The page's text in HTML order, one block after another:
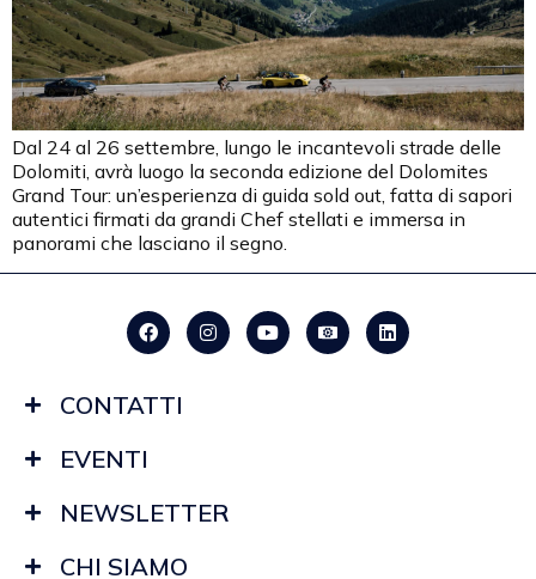
Dal 24 al 26 settembre, lungo le incantevoli strade delle
Dolomiti, avrà luogo la seconda edizione del Dolomites
Grand Tour: un’esperienza di guida sold out, fatta di sapori
autentici firmati da grandi Chef stellati e immersa in
panorami che lasciano il segno.
CONTATTI
EVENTI
NEWSLETTER
CHI SIAMO